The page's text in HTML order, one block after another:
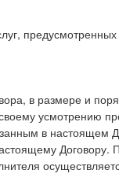
в размере и
усмотрению
в настоящем
Договору.